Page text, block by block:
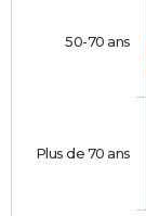
50-70 ans
Plus de 70 ans